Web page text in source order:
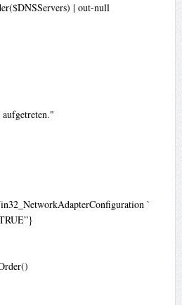
| out-null
`